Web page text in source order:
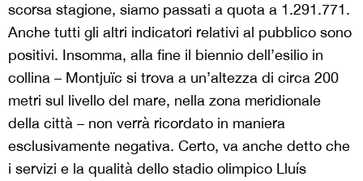
scorsa stagione, siamo passati a quota a 1.291.771.
Anche tutti gli altri indicatori relativi al pubblico sono
positivi. Insomma, alla fine il biennio dell’esilio in
collina – Montjuïc si trova a un’altezza di circa 200
metri sul livello del mare, nella zona meridionale
della città – non verrà ricordato in maniera
esclusivamente negativa. Certo, va anche detto che
i servizi e la qualità dello stadio olimpico Lluís